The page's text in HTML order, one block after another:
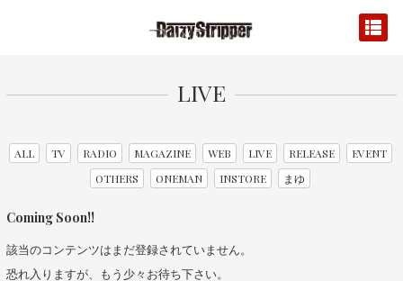
LIVE
ALL TV RADIO MAGAZINE WEB LIVE RELEASE
EVENT
OTHERS
ONEMAN INSTORE まゆ
Coming Soon!!
該当のコンテンツはまだ登録されていません。
恐れ入りますが、もう少々お待ち下さい。